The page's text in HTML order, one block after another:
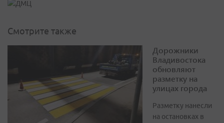
Смотрите также
Дорожники
Владивостока
обновляют
разметку на
улицах города
Разметку нанесли
на остановках в